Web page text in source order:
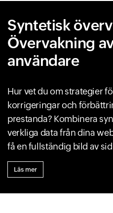
Syntetisk
Övervakning
användare
Hur vet du om strategier
korrigeringar och
prestanda? Kombinera
verkliga data från dina
få en fullständig bild av
Läs mer